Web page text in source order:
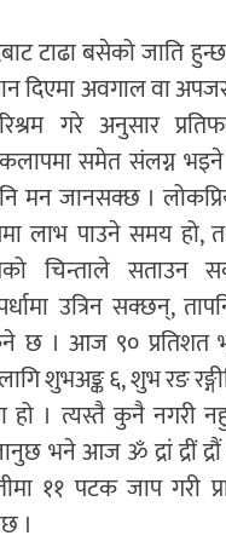
टाढा बसेको जाति
दिएमा अवगाल वा
गरे अनुसार
समेत संलग्न
मन जानसक्छ ।
लाभ पाउने समय हो,
चिन्ताले सताउन
उत्रिन सक्छन्,
छ । आज ९० प्रतिशत
शुभअङ्क ६, शुभ रङ
हो । त्यस्तै कुनै नगरी
भने आज ॐ द्रां द्रीं
११ पटक जाप गरी
।